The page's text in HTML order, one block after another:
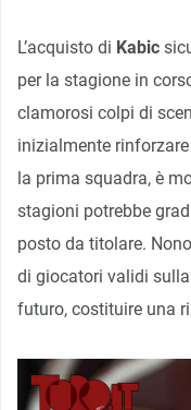
L’acquisto di Kabic
per la stagione in
clamorosi colpi di
inizialmente
la prima squadra, è
stagioni potrebbe
posto da titolare.
di giocatori validi
futuro, costituire una